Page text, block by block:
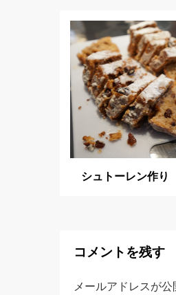
ー
シ
ョ
ン
シュトーレン作り
コメントを残す
メールアドレスが公